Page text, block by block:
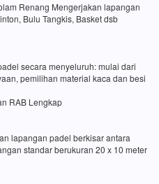
Renang Mengerjakan lapangan
Bulu Tangkis, Basket dsb
secara menyeluruh: mulai dari
pemilihan material kaca dan besi
RAB Lengkap
lapangan padel berkisar antara
standar berukuran 20 x 10 meter